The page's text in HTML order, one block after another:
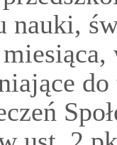
nauki,
do